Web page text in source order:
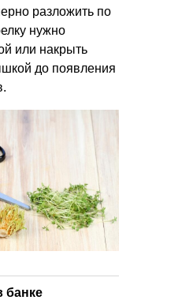
разложить по
нужно
или накрыть
до появления
банке